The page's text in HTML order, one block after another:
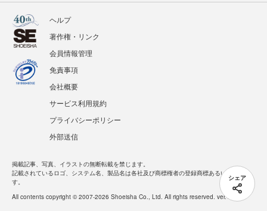
シェア
ヘルプ
著作権・リンク
会員情報管理
免責事項
会社概要
サービス利用規約
プライバシーポリシー
外部送信
掲載記事、写真、イラストの無断転載を禁じます。
記載されているロゴ、システム名、製品名は各社及び商標権者の登録商標あるいは商標で
す。
All contents copyright © 2007-2026 Shoeisha Co., Ltd. All rights reserved. ver.1.5